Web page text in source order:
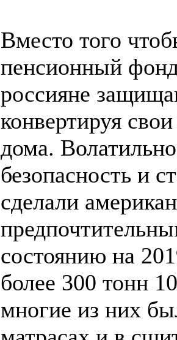
Вместо того
пенсионный
россияне
конвертируя
дома.
безопасность и
сделали
состоянию на
более 300 тонн
многие из них